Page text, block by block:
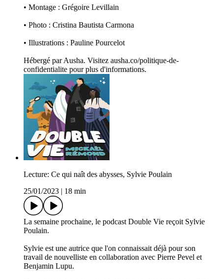
• Montage : Grégoire Levillain
• Photo : Cristina Bautista Carmona
• Illustrations : Pauline Pourcelot
Hébergé par Ausha. Visitez ausha.co/politique-de-
confidentialite pour plus d'informations.
Lecture: Ce qui naît des abysses, Sylvie Poulain
25/01/2023
18 min
La semaine prochaine, le podcast Double Vie reçoit Sylvie
Poulain.
Sylvie est une autrice que l'on connaissait déjà pour son
travail de nouvelliste en collaboration avec Pierre Pevel et
Benjamin Lupu.